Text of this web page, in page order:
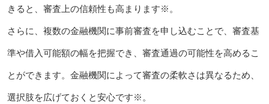
きると、審査上の信頼性も高まります※。
さらに、複数の金融機関に事前審査を申し込むことで、審査基
準や借入可能額の幅を把握でき、審査通過の可能性を高めるこ
とができます。金融機関によって審査の柔軟さは異なるため、
選択肢を広げておくと安心です※。